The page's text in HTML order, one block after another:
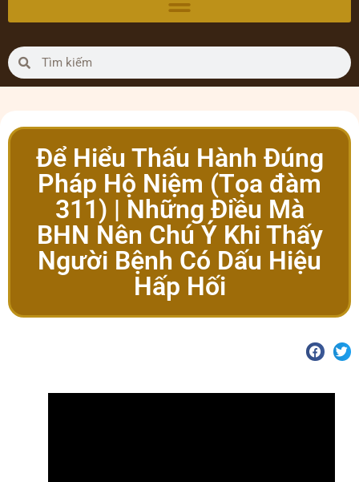
Để Hiểu Thấu Hành Đúng
Pháp Hộ Niệm (Tọa đàm
311) | Những Điều Mà
BHN Nên Chú Ý Khi Thấy
Người Bệnh Có Dấu Hiệu
Hấp Hối